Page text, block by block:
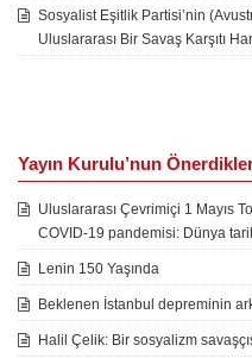
Sosyalist Eşitlik Partisi’nin
Uluslararası Bir Savaş Karşıtı
Yayın Kurulu’nun
Uluslararası Çevrimiçi 1 Mayıs
COVID-19 pandemisi: Dünya
Lenin 150 Yaşında
Beklenen İstanbul depreminin
Halil Çelik: Bir sosyalizm